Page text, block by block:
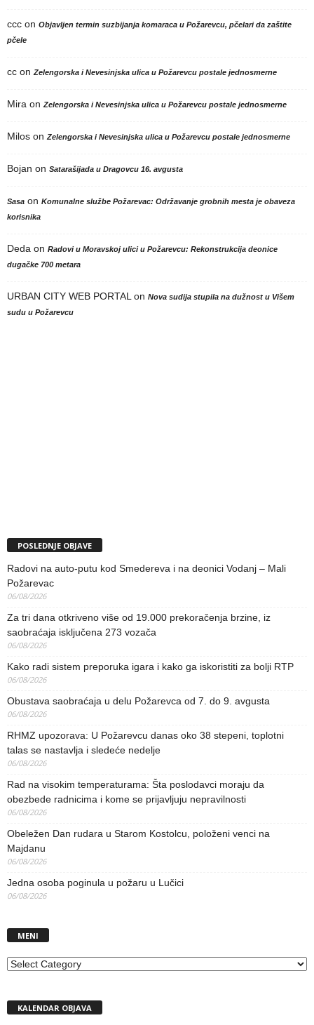
ccc on Objavljen termin suzbijanja komaraca u Požarevcu, pčelari da zaštite
pčele
cc on Zelengorska i Nevesinjska ulica u Požarevcu postale jednosmerne
Mira on Zelengorska i Nevesinjska ulica u Požarevcu postale jednosmerne
Milos on Zelengorska i Nevesinjska ulica u Požarevcu postale jednosmerne
Bojan on Satarašijada u Dragovcu 16. avgusta
Sasa on Komunalne službe Požarevac: Održavanje grobnih mesta je obaveza
korisnika
Deda on Radovi u Moravskoj ulici u Požarevcu: Rekonstrukcija deonice
dugačke 700 metara
URBAN CITY WEB PORTAL on Nova sudija stupila na dužnost u Višem
sudu u Požarevcu
POSLEDNJE OBJAVE
Radovi na auto-putu kod Smedereva i na deonici Vodanj – Mali
Požarevac
06/08/2026
Za tri dana otkriveno više od 19.000 prekoračenja brzine, iz
saobraćaja isključena 273 vozača
06/08/2026
Kako radi sistem preporuka igara i kako ga iskoristiti za bolji RTP
06/08/2026
Obustava saobraćaja u delu Požarevca od 7. do 9. avgusta
06/08/2026
RHMZ upozorava: U Požarevcu danas oko 38 stepeni, toplotni
talas se nastavlja i sledeće nedelje
06/08/2026
Rad na visokim temperaturama: Šta poslodavci moraju da
obezbede radnicima i kome se prijavljuju nepravilnosti
06/08/2026
Obeležen Dan rudara u Starom Kostolcu, položeni venci na
Majdanu
06/08/2026
Jedna osoba poginula u požaru u Lučici
06/08/2026
MENI
MENI
KALENDAR OBJAVA